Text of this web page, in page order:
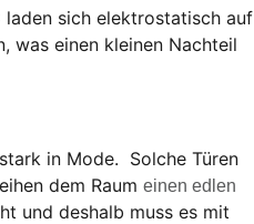
laden sich elektrostatisch auf
was einen kleinen Nachteil
in Mode. Solche Türen
dem Raum einen edlen
und deshalb muss es mit